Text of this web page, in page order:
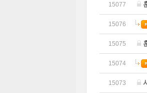
15077
15076
15075
15074
15073